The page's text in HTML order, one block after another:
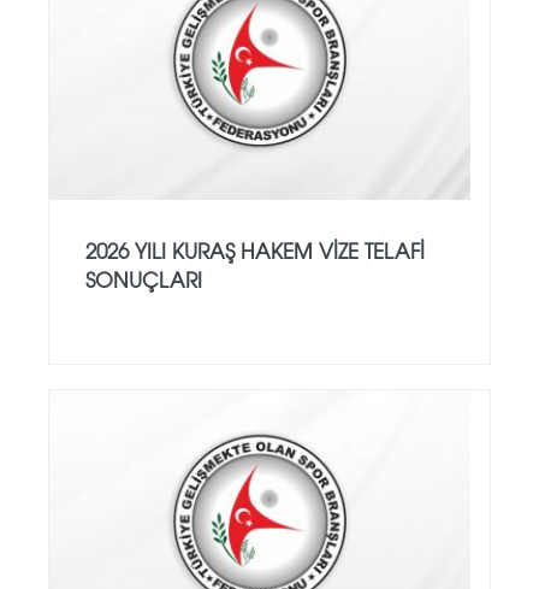
2026 YILI KURAŞ HAKEM VİZE TELAFİ
SONUÇLARI